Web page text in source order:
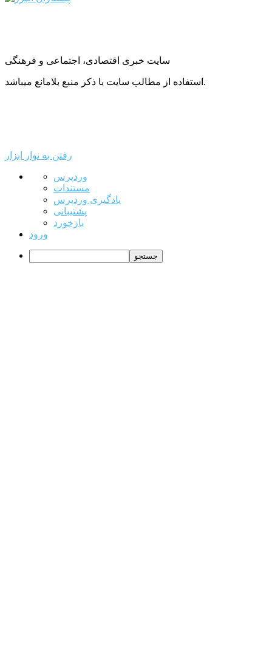
سایت خبری اقتصادی، اجتماعی و فرهنگی
استفاده از مطالب سایت با ذکر منبع بلامانع میباشد.
رفتن به نوار ابزار
درباره
وردپرس
وردپرس
مستندات
یادگیری وردپرس
پشتیبانی
بازخورد
ورود
جستجو